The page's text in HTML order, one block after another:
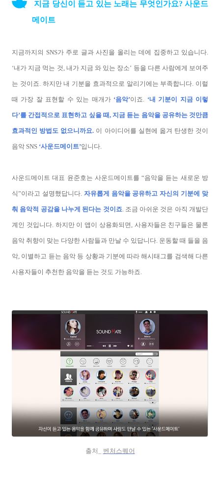
지금 당신이 듣고 있는 노래는 무엇인가요? 사운드
메이트
지금까지의 SNS가 주로 글과 사진을 올리는 데에 집중하고 있습니다.
‘내가 지금 먹는 것, 내가 지금 와 있는 장소’ 등을 다른 사람에게 보여주
는 것이죠. 하지만 내 기분을 효과적으로 알리기에는 부족합니다. 이럴
때 가장 잘 표현할 수 있는 매개가 ‘음악’이죠. ‘내 기분이 지금 이렇
다’를 간접적으로 표현하고 싶을 때, 지금 듣는 음악을 공유하는 것만큼
효과적인 방법도 없으니까요. 이 아이디어를 실현에 옮겨 탄생한 것이
음악 SNS ‘사운드메이트’입니다.
사운드메이트 대표 윤준호는 사운드메이트를 “음악을 듣는 새로운 방
식”이라고 설명했답니다. 자유롭게 음악을 공유하고 자신의 기분에 맞
춰 음악적 공감을 나누게 된다는 것이죠. 조금 아쉬운 것은 아직 개발단
계인 것입니다. 하지만 이 앱이 상용화되면, 사용자들은 친구들은 물론
음악 취향이 맞는 다양한 사람들과 만날 수 있답니다. 운동할 때 들을 음
악, 이별하고 듣는 음악 등 상황과 기분에 따라 해시태그를 검색해 다른
사용자들이 추천한 음악을 듣는 것도 가능하죠.
출처_ 벤처스퀘어